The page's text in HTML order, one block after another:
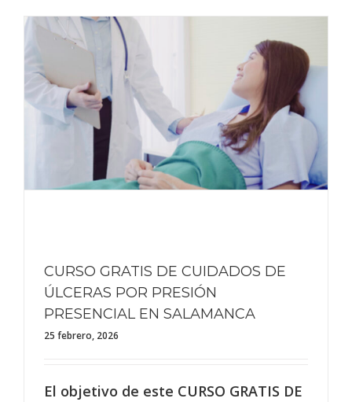
CURSO GRATIS DE CUIDADOS DE
ÚLCERAS POR PRESIÓN
PRESENCIAL EN SALAMANCA
25 febrero, 2026
El objetivo de este CURSO GRATIS DE